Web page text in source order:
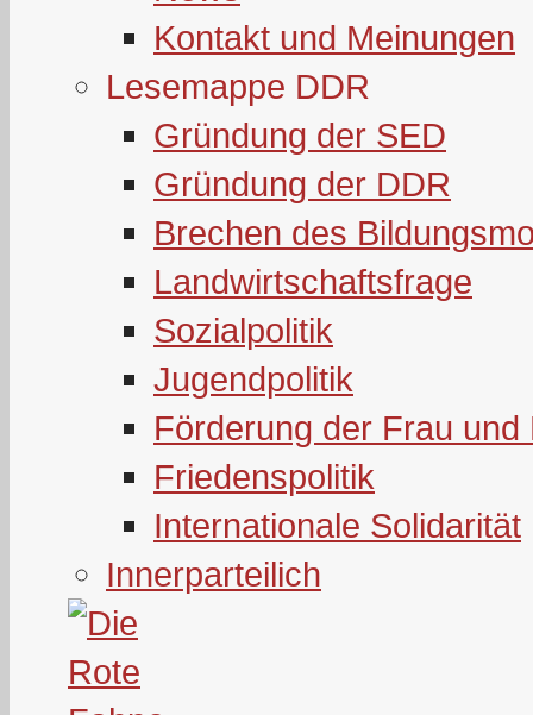
Kontakt und Meinungen
Lesemappe DDR
Gründung der SED
Gründung der DDR
Brechen des
Landwirtschaftsfrage
Sozialpolitik
Jugendpolitik
Förderung der Frau und
Friedenspolitik
Internationale Solidarität
Innerparteilich